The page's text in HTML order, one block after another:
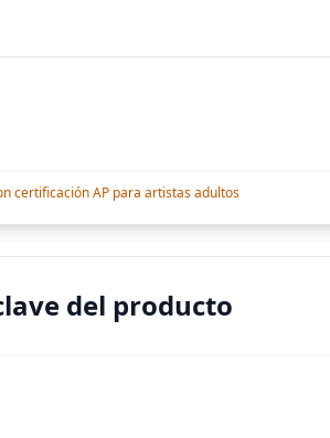
certificación AP para artistas adultos
del producto